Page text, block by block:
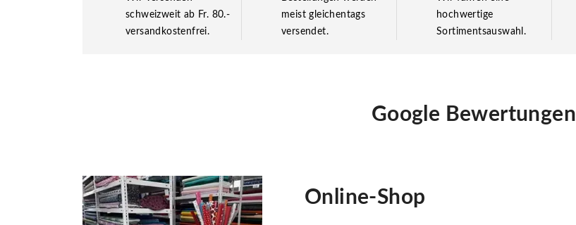
schweizweit ab Fr. 80.-
versandkostenfrei.
meist gleichentags
versendet.
hochwertige
Sortimentsauswahl.
Google Bewertungen
Online-Shop